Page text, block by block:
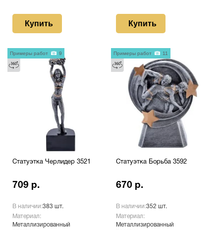
Купить Купить
Статуэтка Черлидер 3521
709 р.
В наличии:383 шт.
Материал:
Металлизированный
Примеры работ 9
Статуэтка Борьба 3592
670 р.
В наличии:352 шт.
Материал:
Металлизированный
Примеры работ 11